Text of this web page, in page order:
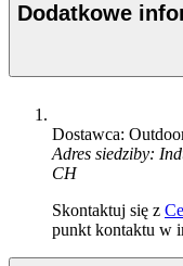
Dodatkowe
Dostawca:
Adres siedziby:
CH
Skontaktuj się z
punkt kontaktu w